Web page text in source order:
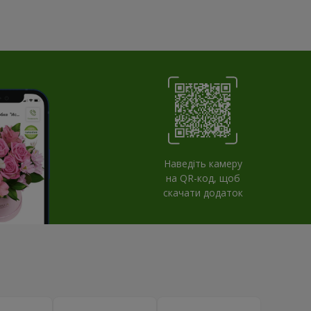
Наведіть камеру
на QR-код, щоб
скачати додаток